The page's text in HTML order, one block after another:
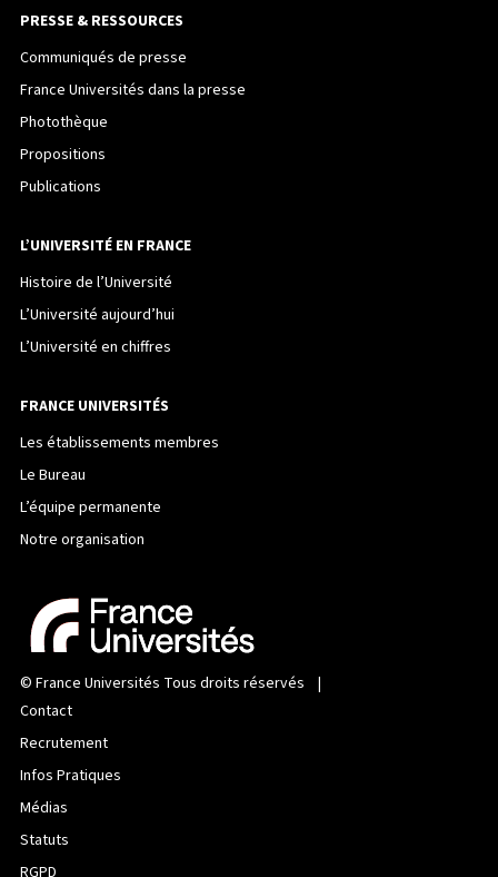
PRESSE & RESSOURCES
Communiqués de presse
France Universités dans la presse
Photothèque
Propositions
Publications
L’UNIVERSITÉ EN FRANCE
Histoire de l’Université
L’Université aujourd’hui
L’Université en chiffres
FRANCE UNIVERSITÉS
Les établissements membres
Le Bureau
L’équipe permanente
Notre organisation
© France Universités Tous droits réservés |
Contact
Recrutement
Infos Pratiques
Médias
Statuts
RGPD